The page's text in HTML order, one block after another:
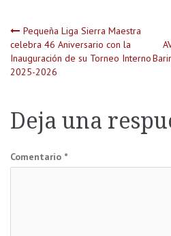
Navegación
de
Pequeña Liga Sierra Maestra
celebra 46 Aniversario con la
Inauguración de su Torneo Interno
2025-2026
Deja una
Comentario *